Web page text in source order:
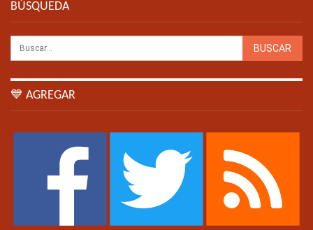
BÚSQUEDA
💙 AGREGAR